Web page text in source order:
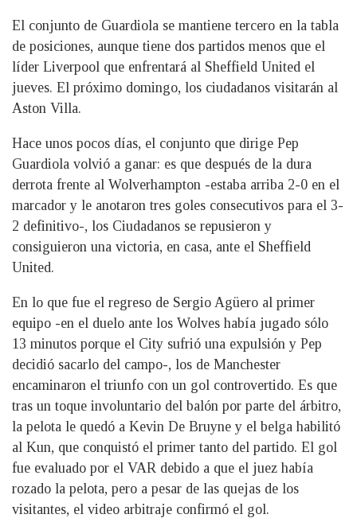
El conjunto de Guardiola se mantiene tercero en la tabla
de posiciones, aunque tiene dos partidos menos que el
líder Liverpool que enfrentará al Sheffield United el
jueves. El próximo domingo, los ciudadanos visitarán al
Aston Villa.
Hace unos pocos días, el conjunto que dirige Pep
Guardiola volvió a ganar: es que después de la dura
derrota frente al Wolverhampton -estaba arriba 2-0 en el
marcador y le anotaron tres goles consecutivos para el 3-
2 definitivo-, los Ciudadanos se repusieron y
consiguieron una victoria, en casa, ante el Sheffield
United.
En lo que fue el regreso de Sergio Agüero al primer
equipo -en el duelo ante los Wolves había jugado sólo
13 minutos porque el City sufrió una expulsión y Pep
decidió sacarlo del campo-, los de Manchester
encaminaron el triunfo con un gol controvertido. Es que
tras un toque involuntario del balón por parte del árbitro,
la pelota le quedó a Kevin De Bruyne y el belga habilitó
al Kun, que conquistó el primer tanto del partido. El gol
fue evaluado por el VAR debido a que el juez había
rozado la pelota, pero a pesar de las quejas de los
visitantes, el video arbitraje confirmó el gol.